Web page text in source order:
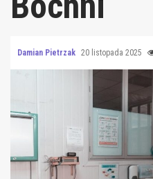
Damian Pietrzak 20 listopada 2025